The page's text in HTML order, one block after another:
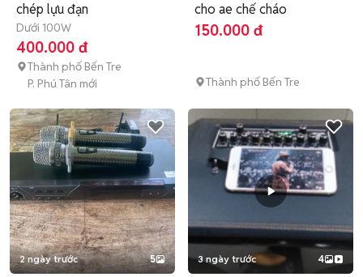
chép lựu đạn
Dưới 100W
400.000 đ
Thành phố Bến Tre
P. Phú Tân mới
cho ae chế cháo
150.000 đ
Thành phố Bến Tre
2 ngày trước 5 3 ngày trước 4